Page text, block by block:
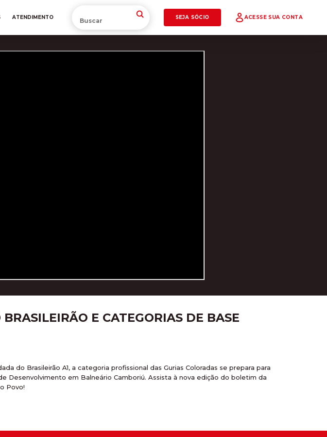
ATENDIMENTO SEJA SÓCIO ACESSE SUA CONTA
E CATEGORIAS DE BASE
do Brasileirão A1, a categoria profissional das Gurias Coloradas se prepara para
Desenvolvimento em Balneário Camboriú. Assista à nova edição do boletim da
Povo!